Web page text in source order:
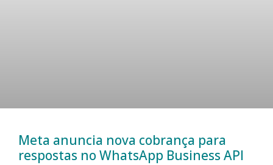
Meta anuncia nova cobrança para
respostas no WhatsApp Business API